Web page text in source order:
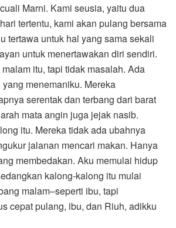
Marni. Kami seusia, yaitu dua
tertentu, kami akan pulang bersama
tertawa untuk hal yang sama sekali
untuk menertawakan diri sendiri.
itu, tapi tidak masalah. Ada
menemaniku. Mereka
serentak dan terbang dari barat
mata angin juga jejak nasib.
itu. Mereka tidak ada ubahnya
jalanan mencari makan. Hanya
membedakan. Aku memulai hidup
kalong-kalong itu mulai
malam–seperti ibu, tapi
cepat pulang, ibu, dan Riuh, adikku